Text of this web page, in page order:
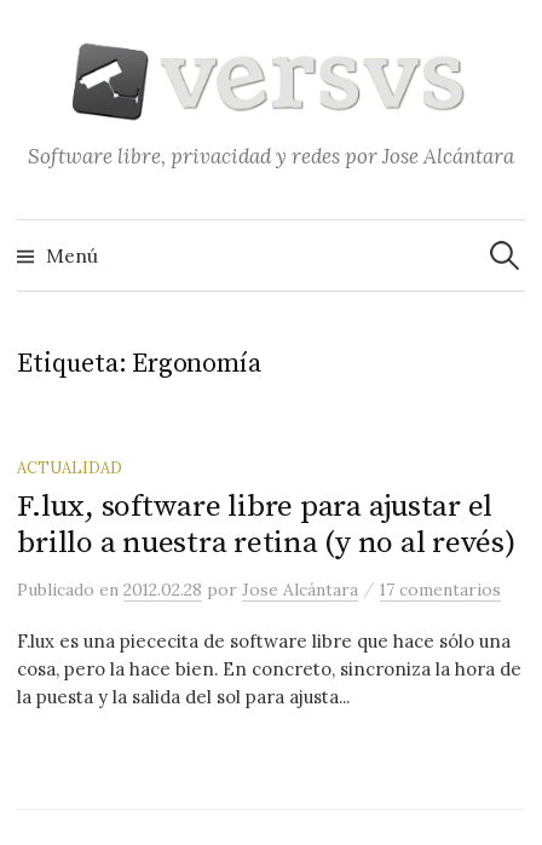
contenido
Software libre, privacidad y redes por Jose Alcántara
Menú
Etiqueta: Ergonomía
ACTUALIDAD
F.lux, software libre para ajustar el
brillo a nuestra retina (y no al revés)
Publicadoen2012.02.28 porJose Alcántara /17 comentarios
F.lux es una piececita de software libre que hace sólo una
cosa, pero la hace bien. En concreto, sincroniza la hora de
la puesta y la salida del sol para ajusta...